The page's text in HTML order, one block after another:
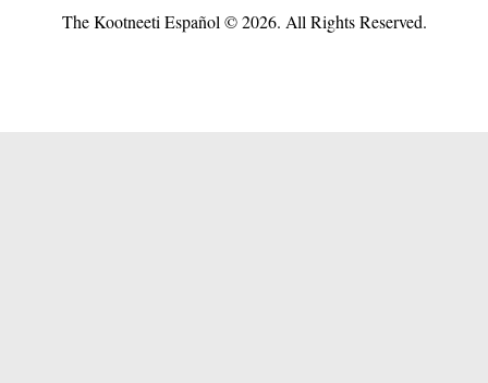
The Kootneeti Español © 2026. All Rights Reserved.